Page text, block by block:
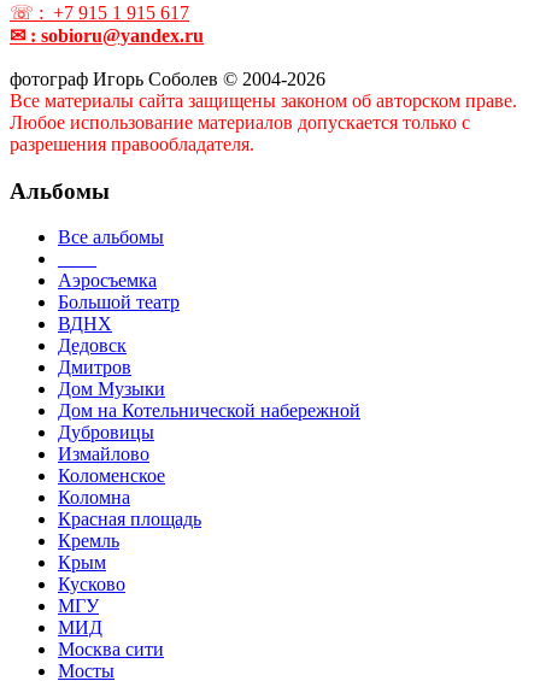
☏ : +7 915 1 915 617
✉ : sobioru@yandex.ru
фотограф Игорь Соболев © 2004-2026
Все материалы сайта защищены законом об авторском праве.
Любое использование материалов допускается только с
разрешения правообладателя.
Альбомы
Все альбомы
Аэросъемка
Большой театр
ВДНХ
Дедовск
Дмитров
Дом Музыки
Дом на Котельнической набережной
Дубровицы
Измайлово
Коломенское
Коломна
Красная площадь
Кремль
Крым
Кусково
МГУ
МИД
Москва сити
Мосты